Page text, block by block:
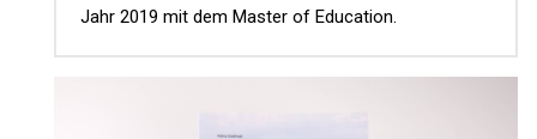
Jahr 2019 mit dem Master of Education.